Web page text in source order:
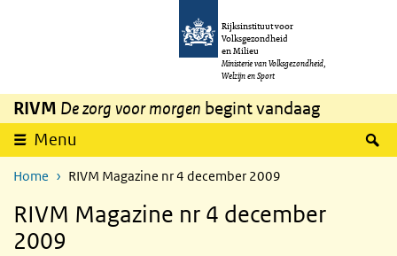
Overslaan en naar de inhoud gaan
Rijksinstituut voor
Volksgezondheid
en Milieu
Ministerie van Volksgezondheid,
Welzijn en Sport
RIVM De zorg voor morgen begint vandaag
Menu
Home RIVM Magazine nr 4 december 2009
RIVM Magazine nr 4 december
2009